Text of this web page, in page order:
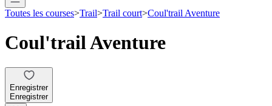
Toutes les courses>Trail>Trail court>Coul'trail Aventure
Coul'trail Aventure
Enregistrer
Enregistrer